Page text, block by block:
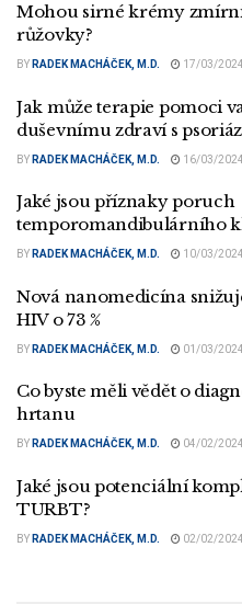
Mohou sirné krémy
růžovky?
BY RADEK MACHÁČEK, M.D. 17/03/2024
Jak může terapie pomoci
duševnímu zdraví s
BY RADEK MACHÁČEK, M.D. 16/03/2024
Jaké jsou příznaky poruch
temporomandibulárního
BY RADEK MACHÁČEK, M.D. 10/03/2024
Nová nanomedicína
HIV o 73 %
BY RADEK MACHÁČEK, M.D. 01/03/2024
Co byste měli vědět o
hrtanu
BY RADEK MACHÁČEK, M.D. 04/02/2024
Jaké jsou potenciální
TURBT?
BY RADEK MACHÁČEK, M.D. 02/02/2024